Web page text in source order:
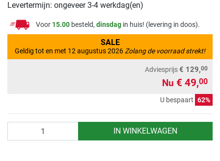
Levertermijn: ongeveer 3-4 werkdag(en)
Voor 15.00 besteld, dinsdag in huis! (levering in doos).
SALE
Geldig tot en met 12 augustus 2026Zolang de voorraad strekt!
Adviesprijs€ 129,00
Nu € 49,00
U bespaart 62%
IN WINKELWAGEN